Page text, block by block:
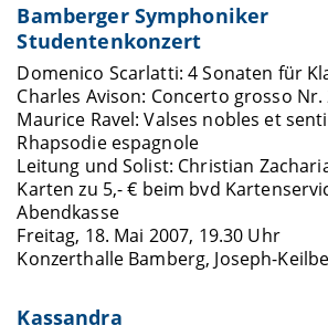
Bamberger Symphoniker
Studentenkonzert
Domenico Scarlatti: 4 Sonaten für
Charles Avison: Concerto grosso Nr.
Maurice Ravel: Valses nobles et
Rhapsodie espagnole
Leitung und Solist: Christian
Karten zu 5,- € beim bvd
Abendkasse
Freitag, 18. Mai 2007, 19.30 Uhr
Konzerthalle Bamberg, Joseph-
Kassandra